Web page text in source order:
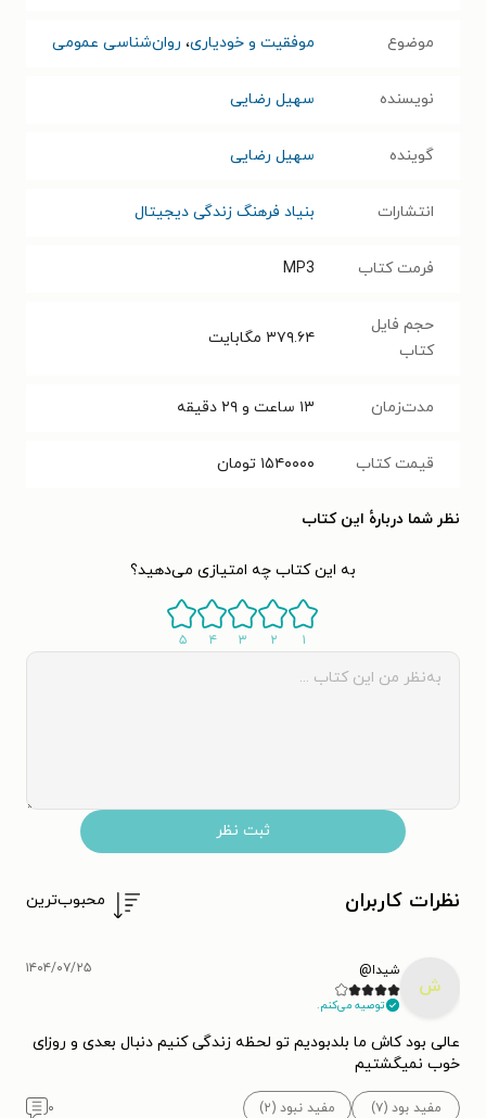
موضوع موفقیت و خودیاری، روان‌شناسی عمومی
نویسنده سهیل رضایی
گوینده سهیل رضایی
انتشارات بنیاد فرهنگ زندگی دیجیتال
فرمت کتاب MP3
حجم فایل
کتاب
۳۷۹.۶۴ مگابایت
مدت‌زمان ۱۳ ساعت و ۲۹ دقیقه
قیمت کتاب ۱۵۴۰۰۰۰ تومان
نظر شما دربارهٔ این کتاب
به این کتاب چه امتیازی می‌دهید؟
۱ ۲ ۳ ۴ ۵
ثبت نظر
نظرات کاربران محبوب‌ترین
ش
شیدا@
توصیه می‌کنم.
۱۴۰۴/۰۷/۲۵
عالی بود کاش ما بلدبودیم تو لحظه زندگی کنیم دنبال بعدی و روزای
خوب نمیگشتیم
مفید بود (۷) مفید نبود (۲) ۰